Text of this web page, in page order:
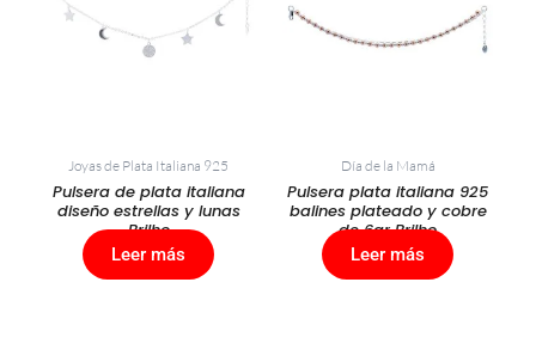
Joyas de Plata Italiana 925
Pulsera de plata italiana
diseño estrellas y lunas
Brilho
Leer más
Día de la Mamá
Pulsera plata italiana 925
balines plateado y cobre
de 6gr Brilho
Leer más